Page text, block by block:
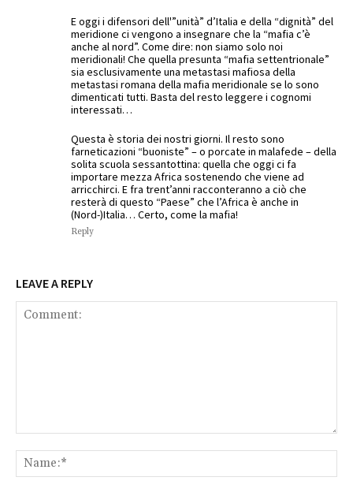
E oggi i difensori dell'”unità” d’Italia e della “dignità” del
meridione ci vengono a insegnare che la “mafia c’è
anche al nord”. Come dire: non siamo solo noi
meridionali! Che quella presunta “mafia settentrionale”
sia esclusivamente una metastasi mafiosa della
metastasi romana della mafia meridionale se lo sono
dimenticati tutti. Basta del resto leggere i cognomi
interessati…
Questa è storia dei nostri giorni. Il resto sono
farneticazioni “buoniste” – o porcate in malafede – della
solita scuola sessantottina: quella che oggi ci fa
importare mezza Africa sostenendo che viene ad
arricchirci. E fra trent’anni racconteranno a ciò che
resterà di questo “Paese” che l’Africa è anche in
(Nord-)Italia… Certo, come la mafia!
Reply
LEAVE A REPLY